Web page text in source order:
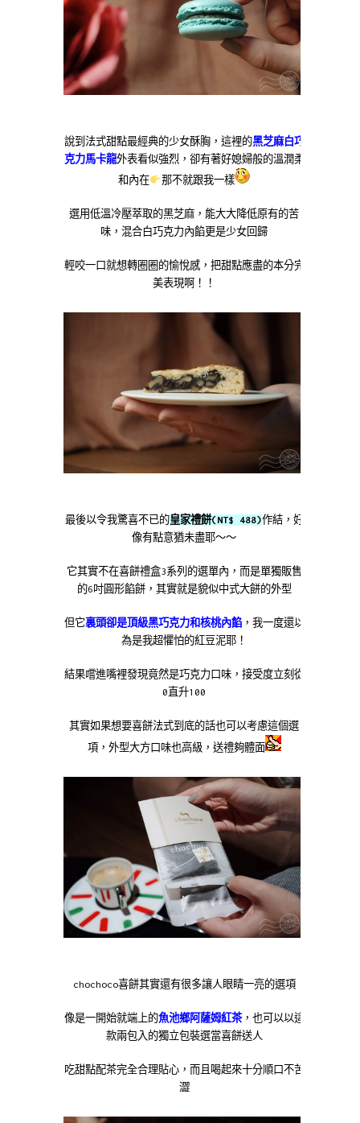
說到法式甜點最經典的少女酥胸，這裡的黑芝麻白巧
克力馬卡龍外表看似強烈，卻有著好媳婦般的溫潤柔
和內在
那不就跟我一樣
選用低溫冷壓萃取的黑芝麻，能大大降低原有的苦
味，混合白巧克力內餡更是少女回歸
輕咬一口就想轉圈圈的愉悅感，把甜點應盡的本分完
美表現啊！！
最後以令我驚喜不已的皇家禮餅(NT$ 488)作結，好
像有點意猶未盡耶～～
它其實不在喜餅禮盒3系列的選單內，而是單獨販售
的6吋圓形餡餅，其實就是貌似中式大餅的外型
但它裏頭卻是頂級黑巧克力和核桃內餡，我一度還以
為是我超懼怕的紅豆泥耶！
結果嚐進嘴裡發現竟然是巧克力口味，接受度立刻從
0直升100
其實如果想要喜餅法式到底的話也可以考慮這個選
項，外型大方口味也高級，送禮夠體面
chochoco喜餅其實還有很多讓人眼睛一亮的選項
像是一開始就端上的魚池鄉阿薩姆紅茶，也可以以這
款兩包入的獨立包裝選當喜餅送人
吃甜點配茶完全合理貼心，而且喝起來十分順口不苦
澀